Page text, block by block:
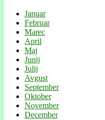
Januar
Februar
Marec
April
Maj
Junij
Julij
Avgust
September
Oktober
November
December